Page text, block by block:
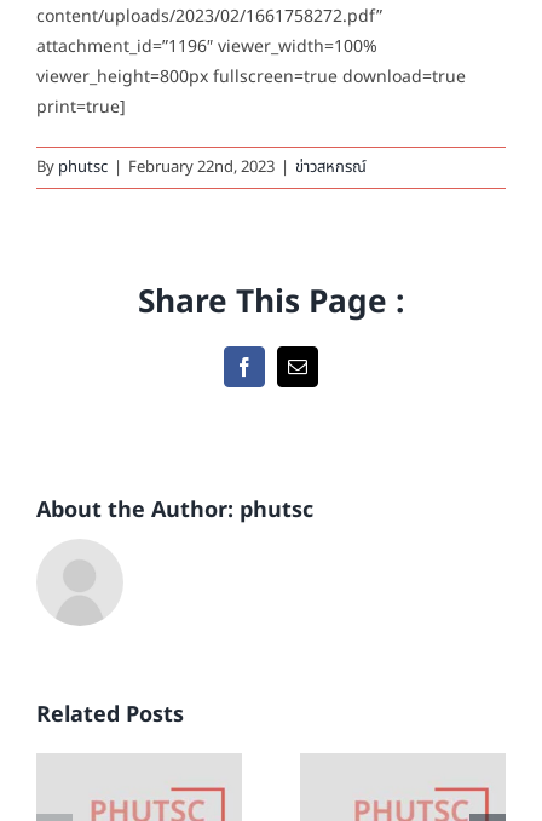
content/uploads/2023/02/1661758272.pdf”
attachment_id=”1196″ viewer_width=100%
viewer_height=800px fullscreen=true download=true
print=true]
By phutsc | February 22nd, 2023 | ข่าวสหกรณ์
Share This Page :
FacebookEmail
About the Author: phutsc
Related Postsออมทรัพย์
ชาว
พฤหัสบดี
ชาว
พฤหัสบดี